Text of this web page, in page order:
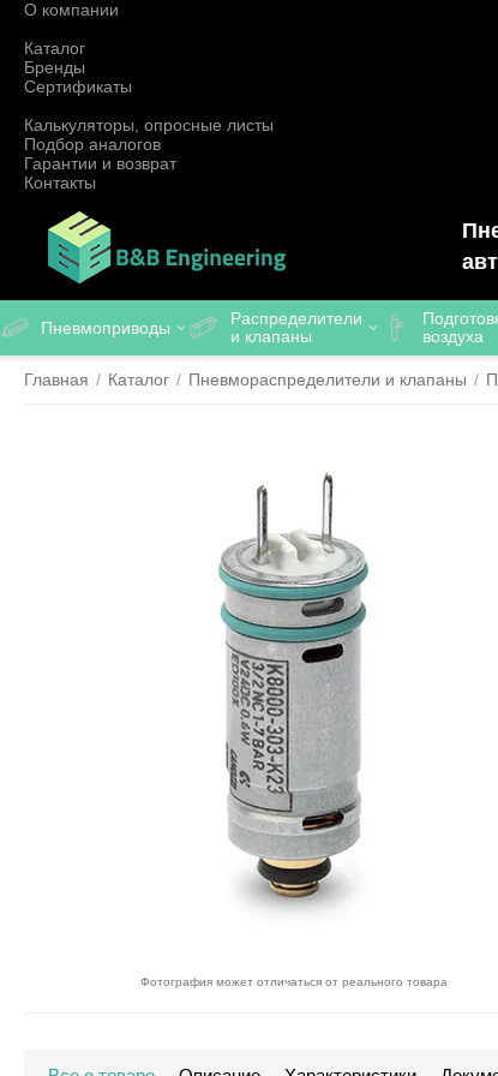
О компании
Каталог
Бренды
Сертификаты
Калькуляторы, опросные листы
Подбор аналогов
Гарантии и возврат
Контакты
Пневмоприводы
Распределители
и клапаны
воздуха
Главная / Каталог / Пневмораспределители и клапаны /
Фотография может отличаться от реального товара